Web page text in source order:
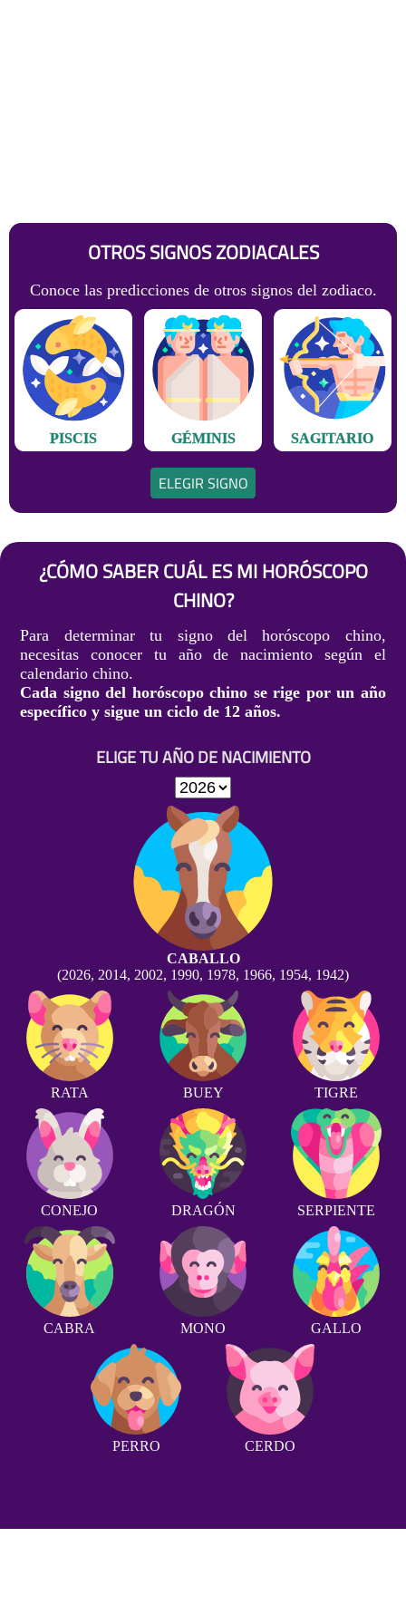
OTROS SIGNOS ZODIACALES
Conoce las predicciones de otros signos del zodiaco.
PISCIS GÉMINIS SAGITARIO
ELEGIR SIGNO
¿CÓMO SABER CUÁL ES MI HORÓSCOPO
CHINO?
Para determinar tu signo del horóscopo chino,
necesitas conocer tu año de nacimiento según el
calendario chino.
Cada signo del horóscopo chino se rige por un año
específico y sigue un ciclo de 12 años.
ELIGE TU AÑO DE NACIMIENTO
CABALLO
(2026, 2014, 2002, 1990, 1978, 1966, 1954, 1942)
RATA BUEY TIGRE
CONEJO DRAGÓN SERPIENTE
CABRA MONO GALLO
PERRO CERDO